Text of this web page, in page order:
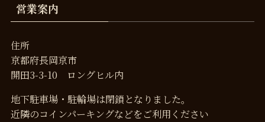
営業案内
住所
京都府長岡京市
開田3-3-10 ロングヒル内
地下駐車場・駐輪場は閉鎖となりました。
近隣のコインパーキングなどをご利用ください